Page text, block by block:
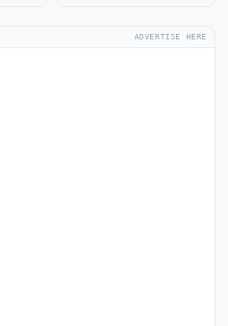
ADVERTISE HERE